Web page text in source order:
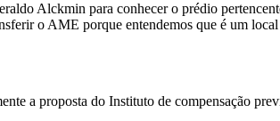
Alckmin para conhecer o prédio
o AME porque entendemos que é um
a proposta do Instituto de compensação